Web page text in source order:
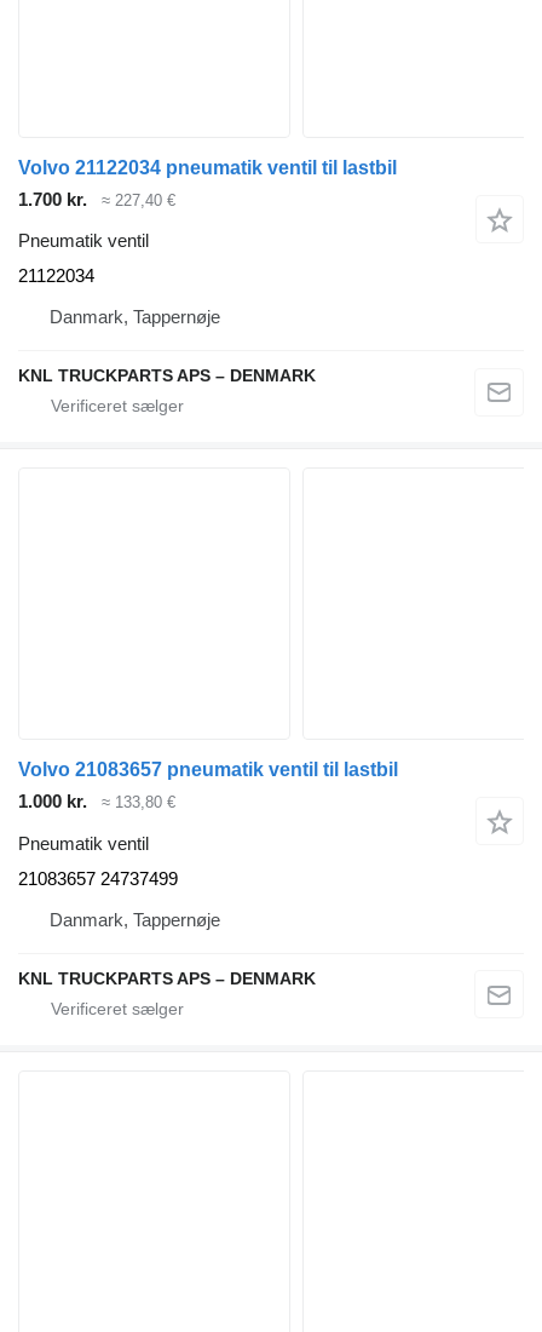
Volvo 21122034 pneumatik ventil til lastbil
1.700 kr.
≈ 227,40 €
Pneumatik ventil
21122034
Danmark, Tappernøje
KNL TRUCKPARTS APS – DENMARK
Volvo 21083657 pneumatik ventil til lastbil
1.000 kr.
≈ 133,80 €
Pneumatik ventil
21083657 24737499
Danmark, Tappernøje
KNL TRUCKPARTS APS – DENMARK